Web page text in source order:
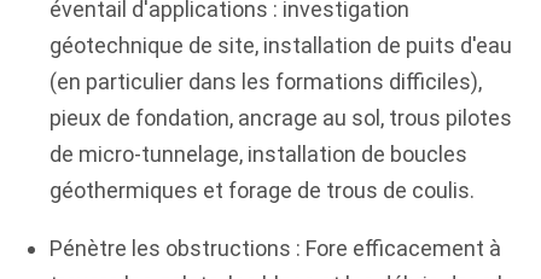
éventail d'applications : investigation
géotechnique de site, installation de puits d'eau
(en particulier dans les formations difficiles),
pieux de fondation, ancrage au sol, trous pilotes
de micro-tunnelage, installation de boucles
géothermiques et forage de trous de coulis.
Pénètre les obstructions : Fore efficacement à